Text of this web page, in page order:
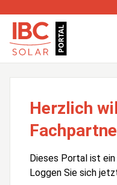
Herzlich
Dieses Portal ist ein
Loggen Sie sich